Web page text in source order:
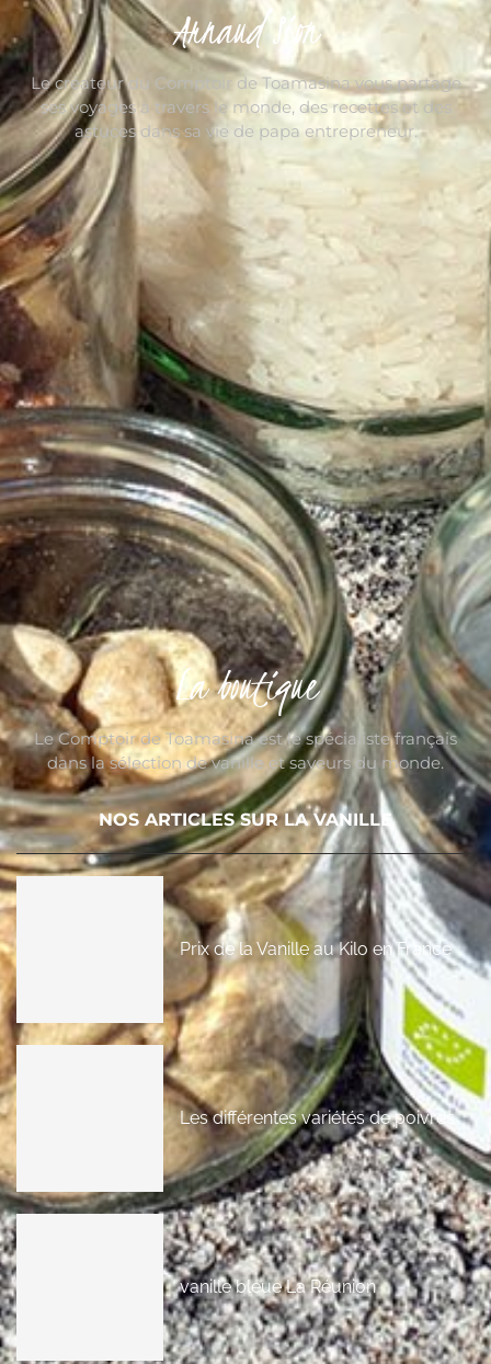
Arnaud Sion
Le créateur du Comptoir de Toamasina vous partage
ses voyages à travers le monde, des recettes et des
astuces dans sa vie de papa entrepreneur.
La boutique
Le Comptoir de Toamasina est le spécialiste français
dans la sélection de vanille et saveurs du monde.
NOS ARTICLES SUR LA VANILLE
Prix de la Vanille au Kilo en France
Les différentes variétés de poivres
vanille bleue La Réunion